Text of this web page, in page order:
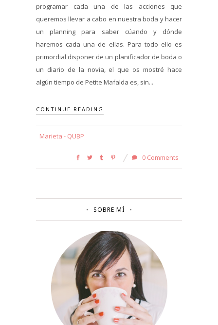
programar cada una de las acciones que
queremos llevar a cabo en nuestra boda y hacer
un planning para saber cúando y dónde
haremos cada una de ellas. Para todo ello es
primordial disponer de un planificador de boda o
un diario de la novia, el que os mostré hace
algún tiempo de Petite Mafalda es, sin...
CONTINUE READING
Marieta - QUBP
0 Comments
SOBRE MÍ